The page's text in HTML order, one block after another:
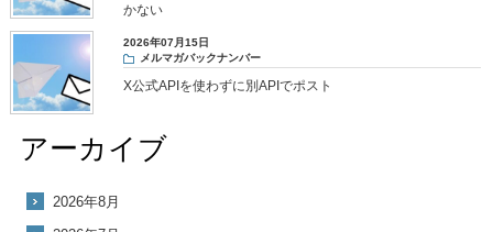
かない
2026年07月15日
メルマガバックナンバー
X公式APIを使わずに別APIでポスト
アーカイブ
2026年8月